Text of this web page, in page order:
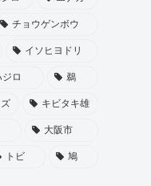
チョウゲンボウ
イソヒヨドリ
ロ 鵜
キビタキ雄
大阪市
トビ 鳩